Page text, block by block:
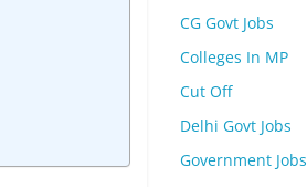
CG Govt Jobs
Colleges In MP
Cut Off
Delhi Govt Jobs
Government Jobs